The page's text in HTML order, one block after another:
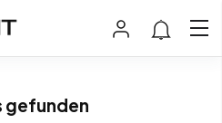
gefunden